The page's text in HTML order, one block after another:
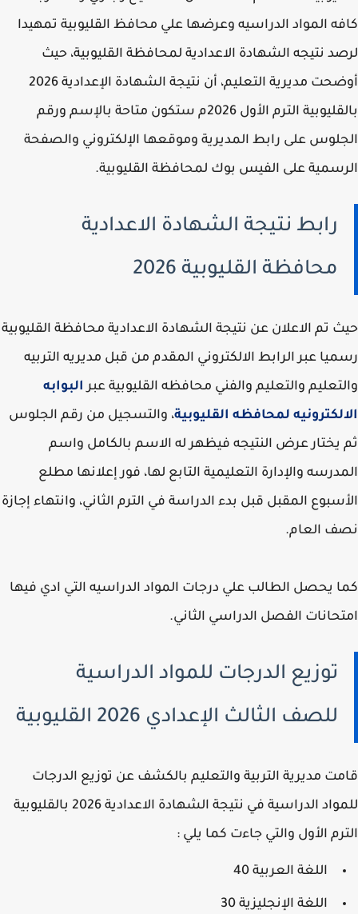
المواد الدراسيه وعرضها علي محافظ القليوبية تمهيدا
نتيجه الشهادة الاعدادية لمحافظة القليوبية، حيث
أوضحت مديرية التعليم، أن نتيجة الشهادة الإعدادية 2026
بالقليوبية الترم الأول 2026م ستكون متاحة بالإسم ورقم
على رابط المديرية وموقعها الإلكتروني والصفحة
على الفيس بوك لمحافظة القليوبية.
رابط نتيجة الشهادة الاعدادية
محافظة القليوبية 2026
تم الاعلان عن نتيجة الشهادة الاعدادية محافظة القليوبية
عبر الرابط الالكتروني المقدم من قبل مديريه التربيه
والتعليم والفني محافظه القليوبية عبرالبوابه
لمحافظه القليوبية، والتسجيل من رقم الجلوس
يختار عرض النتيجه فيظهر له الاسم بالكامل واسم
والإدارة التعليمية التابع لها، فور إعلانها مطلع
المقبل قبل بدء الدراسة في الترم الثاني، وانتهاء إجازة
العام.
يحصل الطالب علي درجات المواد الدراسيه التي ادي فيها
الفصل الدراسي الثاني.
توزيع الدرجات للمواد الدراسية
للصف الثالث الإعدادي 2026 القليوبية
مديرية التربية والتعليم بالكشف عن توزيع الدرجات
للمواد الدراسية في نتيجة الشهادة الاعدادية 2026 بالقليوبية
الأول والتي جاءت كما يلي :
اللغة العربية 40
اللغة الإنجليزية 30